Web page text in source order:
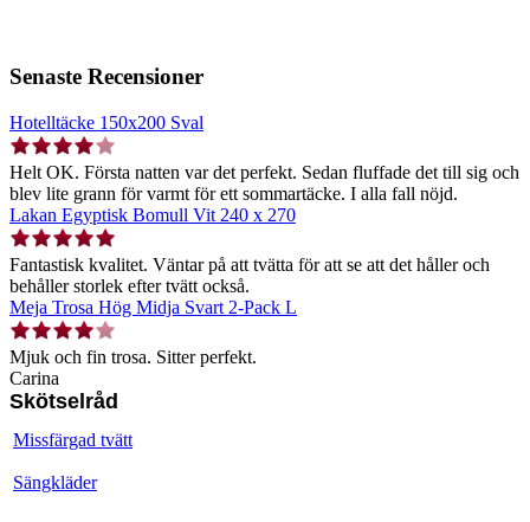
Senaste Recensioner
Hotelltäcke 150x200 Sval
Helt OK. Första natten var det perfekt. Sedan fluffade det till sig och
blev lite grann för varmt för ett sommartäcke. I alla fall nöjd.
Lakan Egyptisk Bomull Vit 240 x 270
Fantastisk kvalitet. Väntar på att tvätta för att se att det håller och
behåller storlek efter tvätt också.
Meja Trosa Hög Midja Svart 2-Pack L
Mjuk och fin trosa. Sitter perfekt.
Carina
Skötselråd
Missfärgad tvätt
Sängkläder